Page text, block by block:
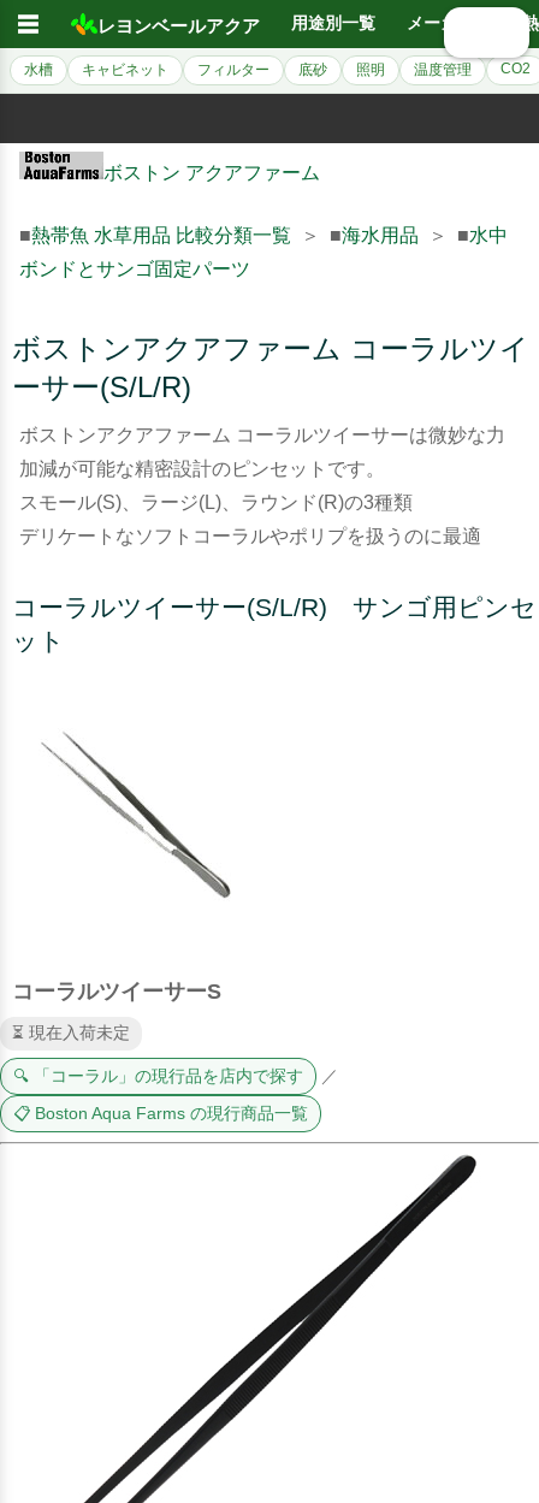
☰ レヨンベールアクア 用途別一覧 メーカー別
水槽 キャビネット フィルター 底砂 照明 温度管理 CO2
ボストン アクアファーム
■熱帯魚 水草用品 比較分類一覧 ＞ ■海水用品 ＞ ■水中
ボンドとサンゴ固定パーツ
ボストンアクアファーム コーラルツイ
ーサー(S/L/R)
ボストンアクアファーム コーラルツイーサーは微妙な力
加減が可能な精密設計のピンセットです。
スモール(S)、ラージ(L)、ラウンド(R)の3種類
デリケートなソフトコーラルやポリプを扱うのに最適
コーラルツイーサー(S/L/R) サンゴ用ピンセ
ット
コーラルツイーサーS
⏳ 現在入荷未定
🔍 「コーラル」の現行品を店内で探す ／
📋 Boston Aqua Farms の現行商品一覧